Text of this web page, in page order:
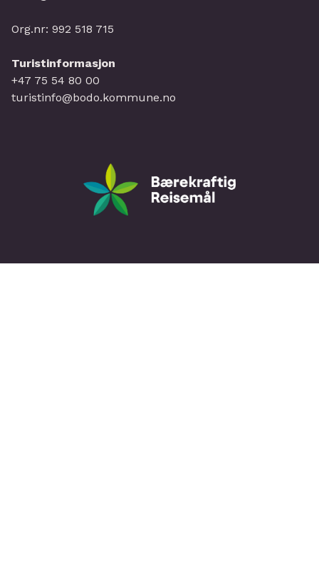
Org.nr: 992 518 715
Turistinformasjon
+47 75 54 80 00
turistinfo@bodo.kommune.no